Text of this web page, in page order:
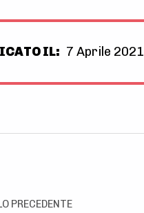
IL: 7 Aprile 2021
PRECEDENTE